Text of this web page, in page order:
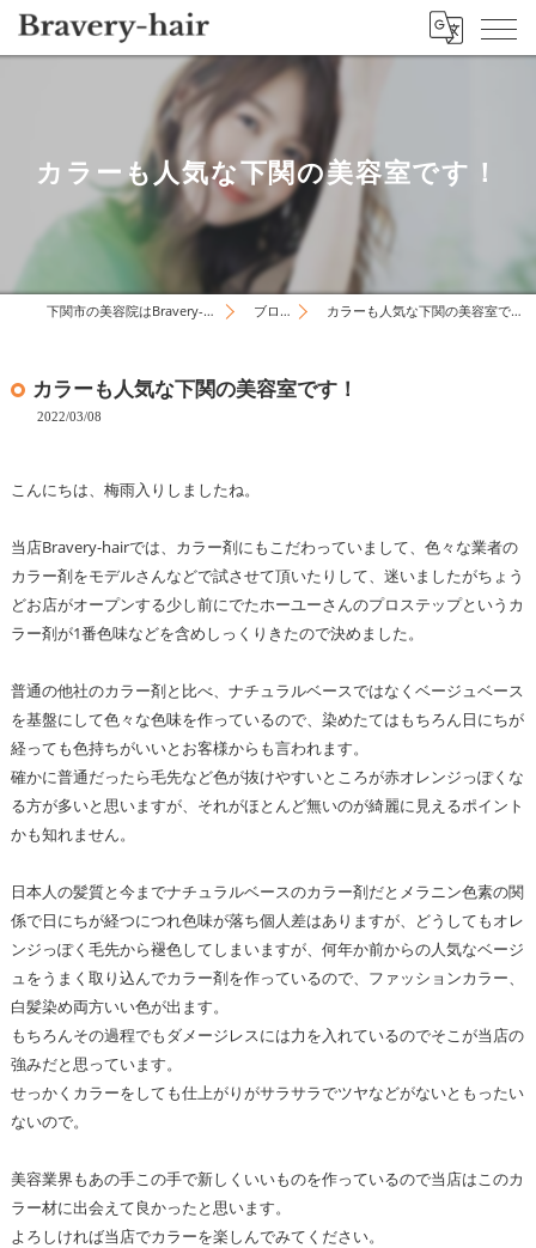
カラーも人気な下関の美容室です！
下関市の美容院はBravery-hair ブログ カラーも人気な下関の美容室です！
カラーも人気な下関の美容室です！
2022/03/08
こんにちは、梅雨入りしましたね。
当店Bravery-hairでは、カラー剤にもこだわっていまして、色々な業者の
カラー剤をモデルさんなどで試させて頂いたりして、迷いましたがちょう
どお店がオープンする少し前にでたホーユーさんのプロステップというカ
ラー剤が1番色味などを含めしっくりきたので決めました。
普通の他社のカラー剤と比べ、ナチュラルベースではなくベージュベース
を基盤にして色々な色味を作っているので、染めたてはもちろん日にちが
経っても色持ちがいいとお客様からも言われます。
確かに普通だったら毛先など色が抜けやすいところが赤オレンジっぽくな
る方が多いと思いますが、それがほとんど無いのが綺麗に見えるポイント
かも知れません。
日本人の髪質と今までナチュラルベースのカラー剤だとメラニン色素の関
係で日にちが経つにつれ色味が落ち個人差はありますが、どうしてもオレ
ンジっぽく毛先から褪色してしまいますが、何年か前からの人気なベージ
ュをうまく取り込んでカラー剤を作っているので、ファッションカラー、
白髪染め両方いい色が出ます。
もちろんその過程でもダメージレスには力を入れているのでそこが当店の
強みだと思っています。
せっかくカラーをしても仕上がりがサラサラでツヤなどがないともったい
ないので。
美容業界もあの手この手で新しくいいものを作っているので当店はこのカ
ラー材に出会えて良かったと思います。
よろしければ当店でカラーを楽しんでみてください。